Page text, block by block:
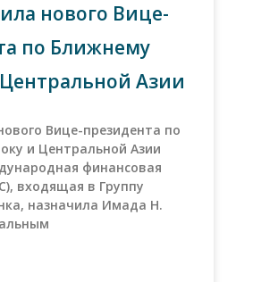
нового Вице-
по Ближнему
Азии
Вице-президента по
и Центральной Азии
финансовая
входящая в Группу
назначила Имада Н.